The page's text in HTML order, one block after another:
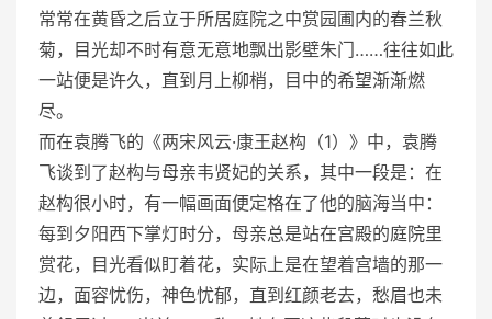
常常在黄昏之后立于所居庭院之中赏园圃内的春兰秋
菊，目光却不时有意无意地飘出影壁朱门……往往如此
一站便是许久，直到月上柳梢，目中的希望渐渐燃
尽。
而在袁腾飞的《两宋风云·康王赵构（1）》中，袁腾
飞谈到了赵构与母亲韦贤妃的关系，其中一段是：在
赵构很小时，有一幅画面便定格在了他的脑海当中：
每到夕阳西下掌灯时分，母亲总是站在宫殿的庭院里
赏花，目光看似盯着花，实际上是在望着宫墙的那一
边，面容忧伤，神色忧郁，直到红颜老去，愁眉也未